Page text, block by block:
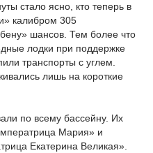
стало ясно, кто теперь в
калибром 305
шансов. Тем более что
лодки при поддержке
транспорты с углем.
лишь на короткие
по всему бассейну. Их
Мария» и
Екатерина Великая».